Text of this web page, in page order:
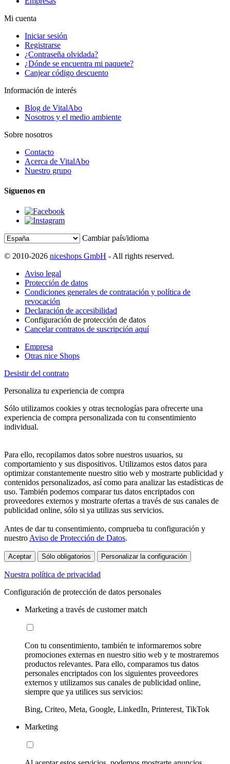
Mi cuenta
Iniciar sesión
Registrarse
¿Contraseña olvidada?
¿Dónde se encuentra mi paquete?
Canjear código descuento
Información de interés
Blog de VitalAbo
Nosotros y el medio ambiente
Sobre nosotros
Contacto
Acerca de VitalAbo
Nuestro grupo
Síguenos en
Cambiar país/idioma
© 2010-2026 niceshops GmbH - All rights reserved.
Aviso legal
Protección de datos
Condiciones generales de contratación y política de
revocación
Declaración de accesibilidad
Configuración de protección de datos
Cancelar contratos de suscripción aquí
Empresa
Otras nice Shops
Desistir del contrato
Personaliza tu experiencia de compra
Sólo utilizamos cookies y otras tecnologías para ofrecerte una
experiencia de compra personalizada con tu consentimiento
individual.
Para ello, recopilamos datos sobre nuestros usuarios, su
comportamiento y sus dispositivos. Utilizamos estos datos para
optimizar constantemente nuestro sitio web y mostrarte publicidad y
contenidos personalizados, así como para analizar las estadísticas de
uso. También podemos comparar tus datos encriptados con
proveedores externos y mostrarte ofertas a través de sus canales de
publicidad online, sólo si ya utilizas sus servicios.
Antes de dar tu consentimiento, comprueba tu configuración y
nuestro Aviso de Protección de Datos.
Aceptar Sólo obligatorios Personalizar la configuración
Nuestra política de privacidad
Configuración de protección de datos personales
Marketing a través de customer match
Con tu consentimiento, también te informaremos sobre
promociones externas en nuestro sitio web y te mostraremos
productos relevantes. Para ello, comparamos tus datos
personales encriptados con los siguientes proveedores
externos y utilizamos sus canales de publicidad online,
siempre que ya utilices sus servicios:
Bing, Criteo, Meta, Google, LinkedIn, Printerest, TikTok
Marketing